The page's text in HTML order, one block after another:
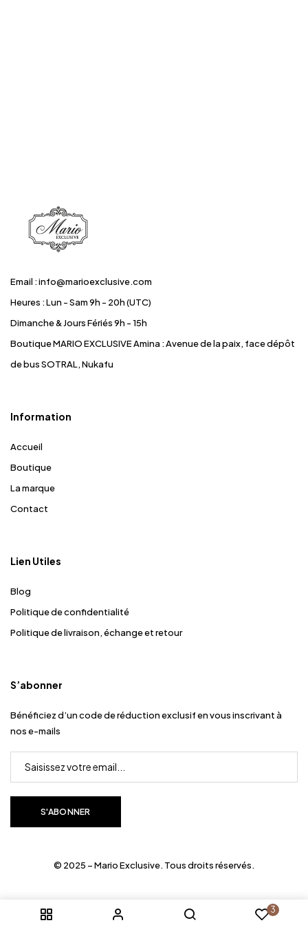
3
Email : info@marioexclusive.com
Heures : Lun - Sam 9h - 20h (UTC)
Dimanche & Jours Fériés 9h - 15h
Boutique MARIO EXCLUSIVE Amina : Avenue de la paix, face dépôt
de bus SOTRAL, Nukafu
Information
Accueil
Boutique
La marque
Contact
Lien Utiles
Blog
Politique de confidentialité
Politique de livraison, échange et retour
S’abonner
Bénéficiez d’un code de réduction exclusif en vous inscrivant à
nos e-mails
© 2025 – Mario Exclusive. Tous droits réservés.